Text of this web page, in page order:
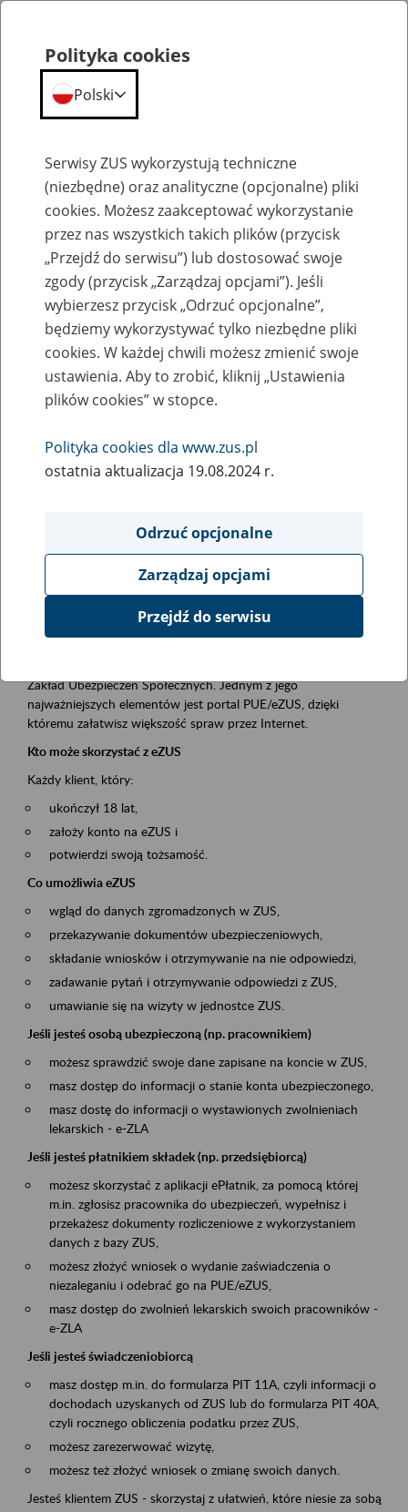
Szkolenia
Zaproś ZUS do siebie - zakładanie profili
eZUS w siedzibie Twojej firmy
Rodzaj wydarzenia
Szkolenia
Obszar merytoryczny
obsługa klientów
Opis wydarzenia
Platforma Usług Elektronicznych ZUS eZUS
Zakład Ubezpieczeń Społecznych. Jednym z jego
najważniejszych elementów jest portal PUE/eZUS, dzięki
któremu załatwisz większość spraw przez Internet.
Kto może skorzystać z eZUS
Każdy klient, który:
ukończył 18 lat,
założy konto na eZUS i
potwierdzi swoją tożsamość.
Co umożliwia eZUS
wgląd do danych zgromadzonych w ZUS,
przekazywanie dokumentów ubezpieczeniowych,
składanie wniosków i otrzymywanie na nie odpowiedzi,
zadawanie pytań i otrzymywanie odpowiedzi z ZUS,
umawianie się na wizyty w jednostce ZUS.
Jeśli jesteś osobą ubezpieczoną (np. pracownikiem)
możesz sprawdzić swoje dane zapisane na koncie w ZUS,
masz dostęp do informacji o stanie konta ubezpieczonego,
masz dostę do informacji o wystawionych zwolnieniach
lekarskich - e-ZLA
Jeśli jesteś płatnikiem składek (np. przedsiębiorcą)
możesz skorzystać z aplikacji ePłatnik, za pomocą której
m.in. zgłosisz pracownika do ubezpieczeń, wypełnisz i
przekażesz dokumenty rozliczeniowe z wykorzystaniem
danych z bazy ZUS,
możesz złożyć wniosek o wydanie zaświadczenia o
niezaleganiu i odebrać go na PUE/eZUS,
masz dostęp do zwolnień lekarskich swoich pracowników -
e-ZLA
Jeśli jesteś świadczeniobiorcą
masz dostęp m.in. do formularza PIT 11A, czyli informacji o
dochodach uzyskanych od ZUS lub do formularza PIT 40A,
czyli rocznego obliczenia podatku przez ZUS,
możesz zarezerwować wizytę,
możesz też złożyć wniosek o zmianę swoich danych.
Jesteś klientem ZUS - skorzystaj z ułatwień, które niesie za sobą
Polityka cookies
Polski
Serwisy ZUS wykorzystują techniczne
(niezbędne) oraz analityczne (opcjonalne) pliki
cookies. Możesz zaakceptować wykorzystanie
przez nas wszystkich takich plików (przycisk
„Przejdź do serwisu”) lub dostosować swoje
zgody (przycisk „Zarządzaj opcjami”). Jeśli
wybierzesz przycisk „Odrzuć opcjonalne”,
będziemy wykorzystywać tylko niezbędne pliki
cookies. W każdej chwili możesz zmienić swoje
ustawienia. Aby to zrobić, kliknij „Ustawienia
plików cookies” w stopce.
Polityka cookies dla www.zus.pl
ostatnia aktualizacja 19.08.2024 r.
Odrzuć opcjonalne
Zarządzaj opcjami
Przejdź do serwisu